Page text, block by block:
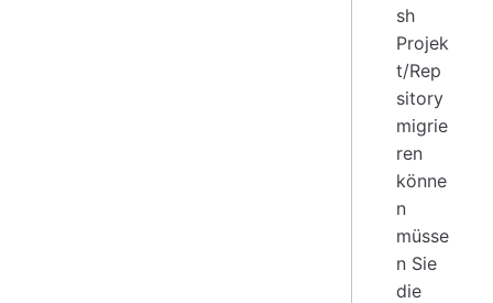
sh
Projek
t/Rep
sitory
migrie
ren
könne
n
müsse
n Sie
die